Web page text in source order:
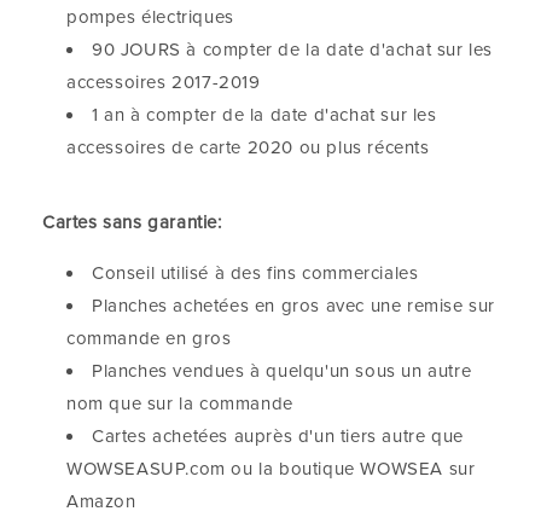
pompes électriques
90 JOURS à compter de la date d'achat sur les
accessoires 2017-2019
1 an à compter de la date d'achat sur les
accessoires de carte 2020 ou plus récents
Cartes sans garantie:
Conseil utilisé à des fins commerciales
Planches achetées en gros avec une remise sur
commande en gros
Planches vendues à quelqu'un sous un autre
nom que sur la commande
Cartes achetées auprès d'un tiers autre que
WOWSEASUP.com ou la boutique WOWSEA sur
Amazon